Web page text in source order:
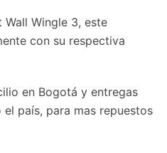
Wall Wingle 3, este
con su respectiva
en Bogotá y entregas
país, para mas repuestos